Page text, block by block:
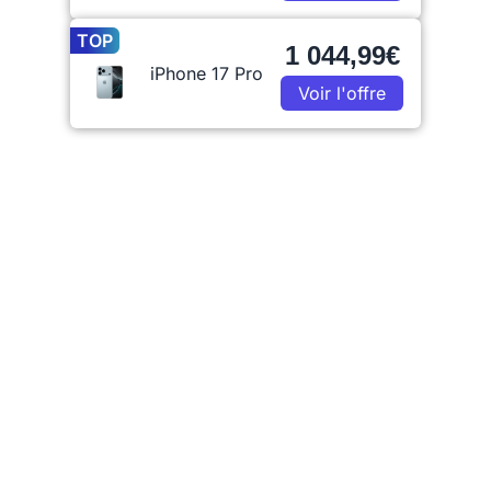
TOP
iPhone 17 Pro
1 044,99€
Voir l'offre